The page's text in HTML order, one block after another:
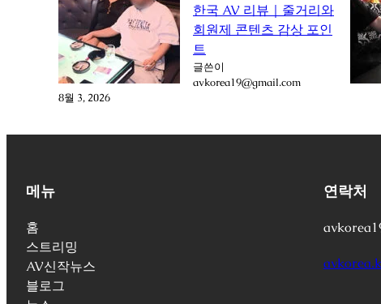
한국 AV 리뷰｜줄거리와
회원제 콘텐츠 감상 포인
트
글쓴이
avkorea19@gmail.com
8월 3, 2026
메뉴
홈
스트리밍
AV신작뉴스
블로그
연락처